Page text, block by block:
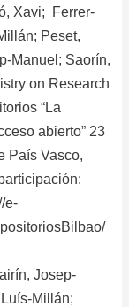
Xavi; Ferrer-
Peset,
Manuel; Saorín,
on Research
“La
abierto” 23
País Vasco,
e-
Josep-
Millán;